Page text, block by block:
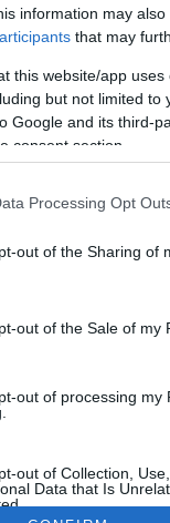
information may
that may
this website/app
but not limited to
Google and its third-
consent section.
Processing Opt
out of the Sharing of
out of the Sale of my
out of processing my
out of Collection,
Data that Is